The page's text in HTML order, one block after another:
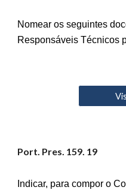
Nomear os seguintes
Responsáveis Técnicos
Port. Pres. 159. 19
Indicar, para compor o